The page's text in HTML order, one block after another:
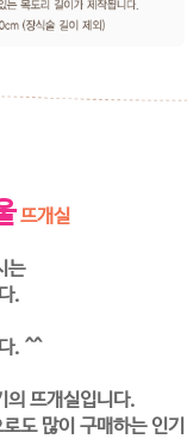
뜨개실
는
.
. ^^
의 뜨개실입니다.
도 많이 구매하는 인기